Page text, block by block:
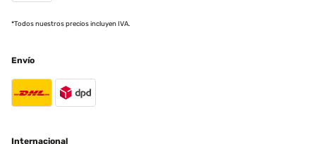
*Todos nuestros precios incluyen IVA.
Envío
Internacional